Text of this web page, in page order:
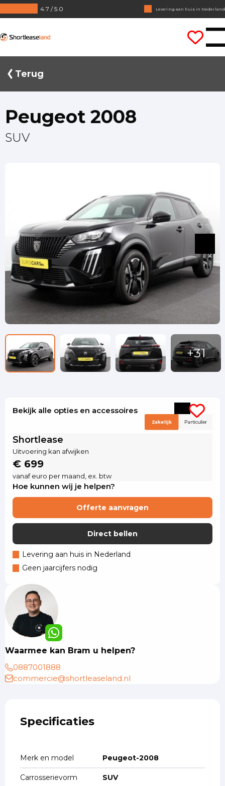
4.7 / 5.0
Geen jaarcijfers nodig
Direct rijden
Terug
Peugeot 2008
SUV
Bekijk alle opties en accessoires
Shortlease
Uitvoering kan afwijken
€ 699
vanaf euro per maand, ex. btw
Zakelijk Particulier
Hoe kunnen wij je helpen?
Offerte aanvragen
Direct bellen
Levering aan huis in Nederland
Geen jaarcijfers nodig
Waarmee kan Bram u helpen?
0887001888
commercie@shortleaseland.nl
Specificaties
Merk en model Peugeot-2008
Carrosserievorm SUV